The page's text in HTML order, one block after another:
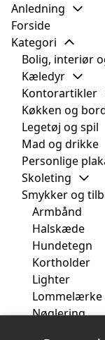
Anledning
Forside
Kategori
Bolig, interiør
Kæledyr
Kontorartikler
Køkken og
Legetøj og spil
Mad og drikke
Personlige
Skoleting
Smykker og
Armbånd
Halskæde
Hundetegn
Kortholder
Lighter
Lommelærke
Nøglering